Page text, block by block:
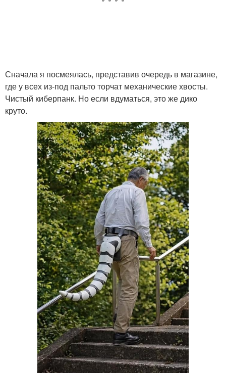
Сначала я посмеялась, представив очередь в магазине,
где у всех из-под пальто торчат механические хвосты.
Чистый киберпанк. Но если вдуматься, это же дико
круто.